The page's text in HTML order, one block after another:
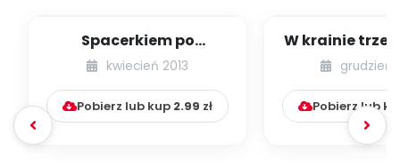
Spacerkiem po
Krakowie (inscenizacja
kwiecień 2013
Pobierz lub kup 2.99 zł
W krainie
grudzień
Pobierz lub